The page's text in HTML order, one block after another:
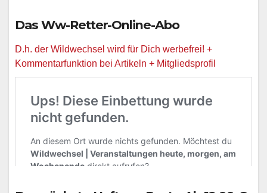
Das Ww-Retter-Online-Abo
D.h. der Wildwechsel wird für Dich werbefrei! +
Kommentarfunktion bei Artikeln + Mitgliedsprofil